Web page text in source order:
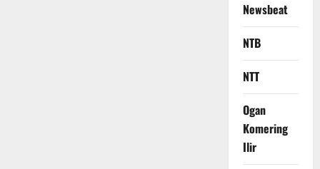
Newsbeat
NTB
NTT
Ogan
Komering
Ilir